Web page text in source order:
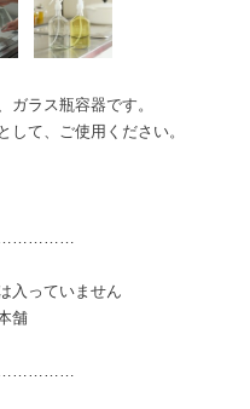
ガラス瓶容器です。
て、ご使用ください。
入っていません
舗